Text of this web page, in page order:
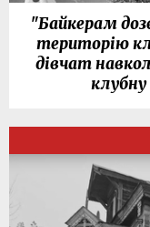
"Байкерам
територію
дівчат